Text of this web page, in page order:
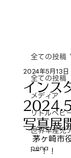
全ての投稿
メディア
リトルベビ
世界早産児
pena
全ての投稿
インス
写真展
2024年5月13日
茅ヶ崎市
ー！！